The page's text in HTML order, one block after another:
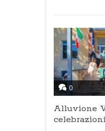
0
Alluvione
celebrazioni